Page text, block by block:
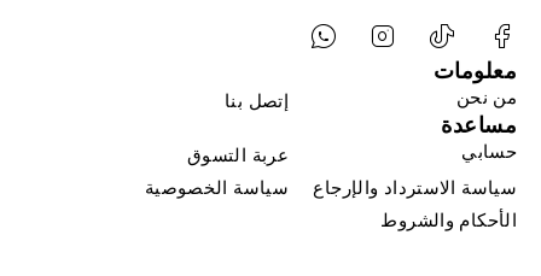
معلومات
من نحن إتصل بنا
مساعدة
حسابي
عربة التسوق
سياسة الاسترداد والإرجاع
سياسة الخصوصية
الأحكام والشروط